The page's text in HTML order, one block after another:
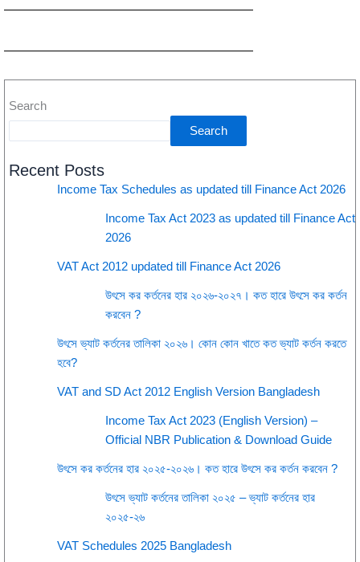
Search
Search
Recent Posts
Income Tax Schedules as updated till Finance Act 2026
Income Tax Act 2023 as updated till Finance Act
2026
VAT Act 2012 updated till Finance Act 2026
উৎসে কর কর্তনের হার ২০২৬-২০২৭। কত হারে উৎসে কর কর্তন
করবেন ?
উৎসে ভ্যাট কর্তনের তালিকা ২০২৬। কোন কোন খাতে কত ভ্যাট কর্তন করতে
হবে?
VAT and SD Act 2012 English Version Bangladesh
Income Tax Act 2023 (English Version) –
Official NBR Publication & Download Guide
উৎসে কর কর্তনের হার ২০২৫-২০২৬। কত হারে উৎসে কর কর্তন করবেন ?
উৎসে ভ্যাট কর্তনের তালিকা ২০২৫ – ভ্যাট কর্তনের হার
২০২৫-২৬
VAT Schedules 2025 Bangladesh